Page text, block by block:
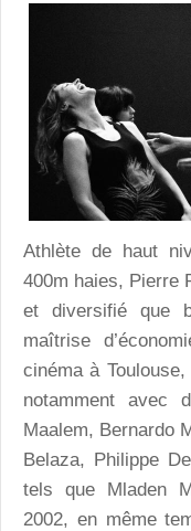
Athlète de haut
400m haies, Pierre
et diversifié que
maîtrise
cinéma à
notamment avec
Maalem, Bernardo
Belaza, Philippe
tels que Mladen
2002, en même